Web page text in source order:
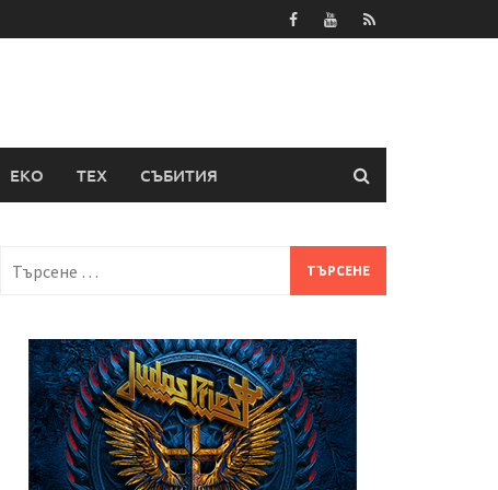
ЕКО ТЕХ СЪБИТИЯ
за: